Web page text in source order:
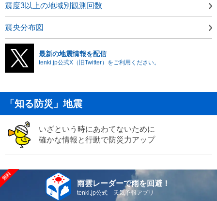
震度3以上の地域別観測回数
震央分布図
最新の地震情報を配信
tenki.jp公式X（旧Twitter）をご利用ください。
「知る防災」地震
いざという時にあわてないために
確かな情報と行動で防災力アップ
雨雲レーダーで雨を回避！
tenki.jp公式 天気予報アプリ